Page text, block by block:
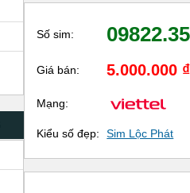
Số sim:
Giá bán: 5.000.000 ₫
Mạng:
Kiểu số đẹp: Sim Lộc Phát